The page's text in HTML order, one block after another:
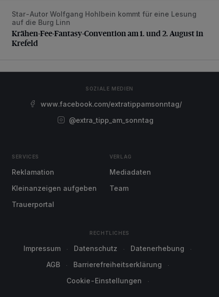
Krähen-Fee-Fantasy-Convention am 1. und 2. August in
Star-Autor Wolfgang Hohlbein kommt für eine Lesung
auf die Burg Linn
Krähen-Fee-Fantasy-Convention am 1. und 2. August in
Krefeld
SOZIALE MEDIEN
www.facebook.com/extratippamsonntag/
@extra_tipp_am_sonntag
SERVICES
Reklamation
Kleinanzeigen aufgeben
Trauerportal
VERLAG
Mediadaten
Team
RECHTLICHES
Impressum Datenschutz
Datenerhebung
AGB
Barrierefreiheitserklärung
Cookie-Einstellungen